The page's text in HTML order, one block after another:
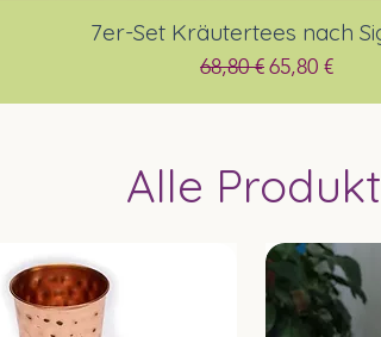
Schnellansicht
7er-Set Kräutertees nach
Standardpreis
68,80 €Sale-Preis
65,80 €
Alle